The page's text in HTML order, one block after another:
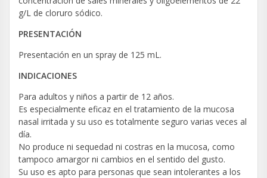
g/L de cloruro sódico.
PRESENTACIÓN
Presentación en un spray de 125 mL.
INDICACIONES
Para adultos y niños a partir de 12 años.
Es especialmente eficaz en el tratamiento de la mucosa
nasal irritada y su uso es totalmente seguro varias veces al
día.
No produce ni sequedad ni costras en la mucosa, como
tampoco amargor ni cambios en el sentido del gusto.
Su uso es apto para personas que sean intolerantes a los